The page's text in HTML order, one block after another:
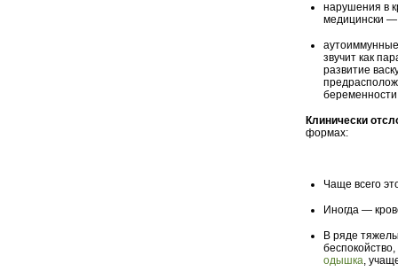
нарушения в
медицински —
звучит как
развитие
Клинически
формах:
Чаще всего
Иногда —
В ряде
одышка,